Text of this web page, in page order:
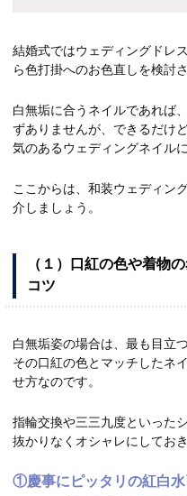
結婚式ではウェディングドレ
ら色打掛へのお色直しを検討
白無垢に合うネイルであれば
ずありませんが、できるだけ
気のあるウェディングネイル
ここからは、和装ウェディン
介しましょう。
（１）口紅の色や着物
コツ
白無垢姿の場合は、最も目立
その口紅の色とマッチしたネ
せ方なのです。
指輪交換や三三九度といった
抜かりなくオシャレにしてお
①慶事にピッタリの紅白